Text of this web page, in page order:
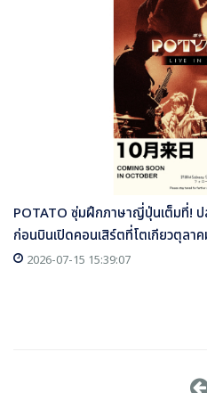
POTATO ซุ่มฝึกภาษาญี่ปุ่นเต็มที่!
ก่อนบินเปิดคอนเสิร์ตที่โตเกียวตุลา
2026-07-15 15:39:07